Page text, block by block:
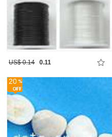
US$ 0.14 0.11
20